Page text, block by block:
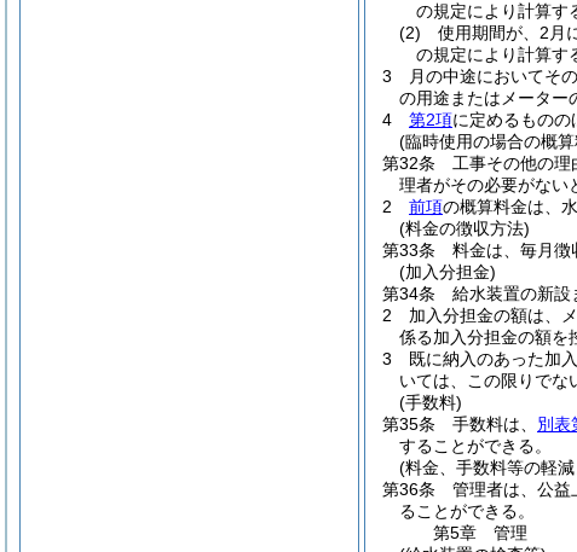
の規定により計算す
(2)
使用期間が、2月
の規定により計算す
3
月の中途においてそ
の用途またはメーター
4
第2項に定めるものの
(臨時使用の場合の概
第32条
工事その他の理
理者がその必要がない
2
前項の概算料金は、
(料金の徴収方法)
第33条
料金は、毎月徴
(加入分担金)
第34条
給水装置の新設
2
加入分担金の額は、
係る加入分担金の額を
3
既に納入のあった加
いては、この限りでな
(手数料)
第35条
手数料は、 別表
することができる。
(料金、手数料等の軽
第36条
管理者は、公益
ることができる。
第5章
管理